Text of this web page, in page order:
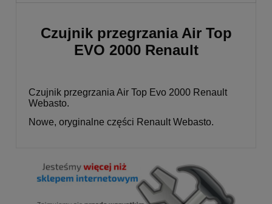
Czujnik przegrzania Air Top
EVO 2000 Renault
Czujnik przegrzania Air Top Evo 2000 Renault
Webasto.
Nowe, oryginalne części Renault Webasto.